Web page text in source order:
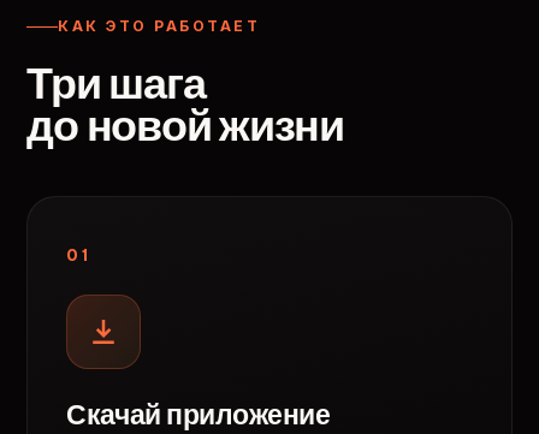
КАК ЭТО РАБОТАЕТ
Три шага
до новой жизни
01
Скачай приложение